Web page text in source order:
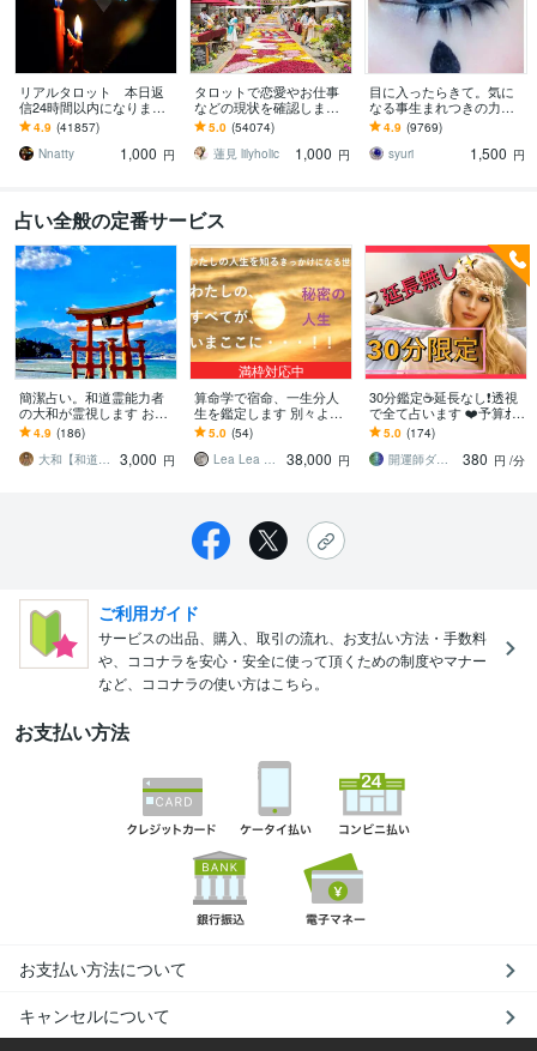
リアルタロット 本日返
信24時間以内になります
❤︎タイトルをご確認くださ
い❤︎
4.9 (41857)
Nnatty
1,000 円
タロットで恋愛やお仕事
などの現状を確認します
アドバイスもしっかりお
届けしますので安心して
ください♡
5.0 (54074)
蓮見 lilyholic
1,000 円
目に入ったらきて。気に
なる事生まれつきの力で
視ます 視ましょう恋愛や
仕事などこの先など
4.9 (9769)
syuri
1,500 円
占い全般の定番サービス
簡潔占い。和道霊能力者
の大和が霊視します お悩
みに対して簡潔にお伝え
します
4.9 (186)
大和【和道霊能力者】
3,000 円
満枠対応中
算命学で宿命、一生分人
生を鑑定します 別々より4
000円お得なセット！自分
取扱説明書の金字塔！
5.0 (54)
Lea Lea MIKA
38,000 円
30分鑑定☕️延長なし❗️透視
で全て占います ❤️予算ｵｰ
ﾊﾞｰしたくない、時間が無
い…そんなあなたに♪
5.0 (174)
開運師ダーシャ♥️
380 円 /分
ご利用ガイド
サービスの出品、購入、取引の流れ、お支払い方法・手数料
や、ココナラを安心・安全に使って頂くための制度やマナー
など、ココナラの使い方はこちら。
お支払い方法
お支払い方法について
キャンセルについて